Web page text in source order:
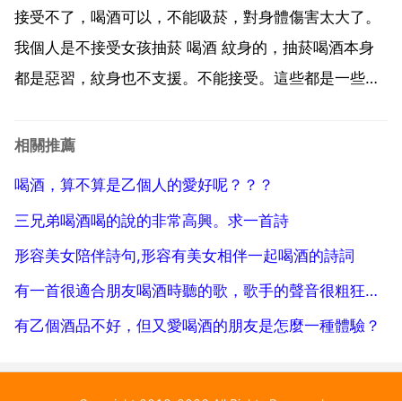
用。特稟體質，淤血體質，陽虛體質不宜食用薰衣草。
薰衣草的作用與禁...
接受不了，喝酒可以，不能吸菸，對身體傷害太大了。
我個人是不接受女孩抽菸 喝酒 紋身的，抽菸喝酒本身
都是惡習，紋身也不支援。不能接受。這些都是一些不
習慣，這種不良少女也不是我喜歡的性格，可能是我太
相關推薦
喝酒，算不算是乙個人的愛好呢？？？
三兄弟喝酒喝的說的非常高興。求一首詩
形容美女陪伴詩句,形容有美女相伴一起喝酒的詩詞
有一首很適合朋友喝酒時聽的歌，歌手的聲音很粗狂，請大家揣摩一
有乙個酒品不好，但又愛喝酒的朋友是怎麼一種體驗？